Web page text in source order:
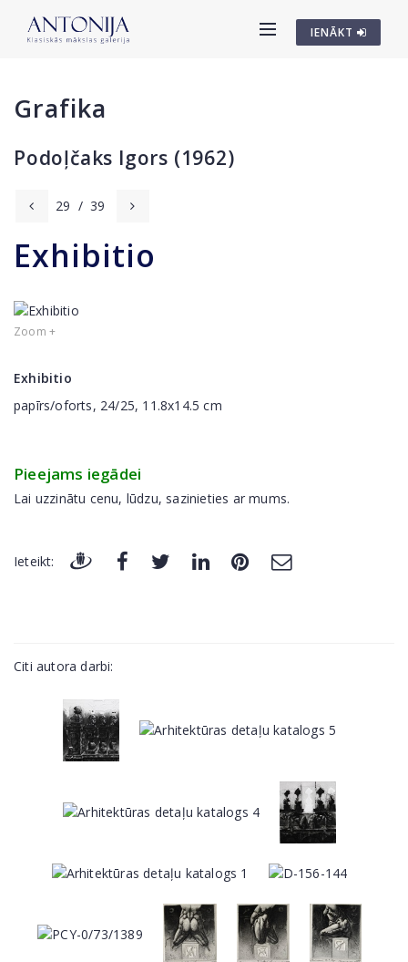
IENĀKT
Grafika
Podoļčaks Igors (1962)
29 / 39
Exhibitio
Zoom +
Exhibitio
papīrs/oforts, 24/25, 11.8x14.5 cm
Pieejams iegādei
Lai uzzinātu cenu, lūdzu, sazinieties ar mums.
Ieteikt:
Citi autora darbi: